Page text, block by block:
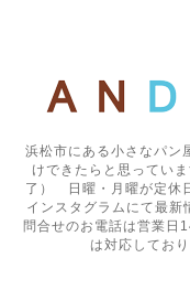
浜松市にある小さなパン
けできたらと思ってい
了） 日曜・月曜が定休
インスタグラムにて最
問合せのお電話は営業日
は対応してお